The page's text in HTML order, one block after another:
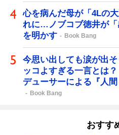
心を病んだ母が「4Lの
れに…ノブコブ徳井が
を明かす
Book Bang
今思い出しても涙が出
ッコよすぎる一言とは
デューサーによる『人
Book Bang
おすす